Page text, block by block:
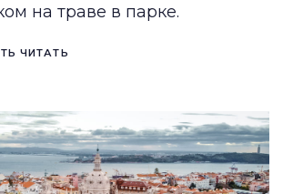
на траве в парке.
ЧИТАТЬ